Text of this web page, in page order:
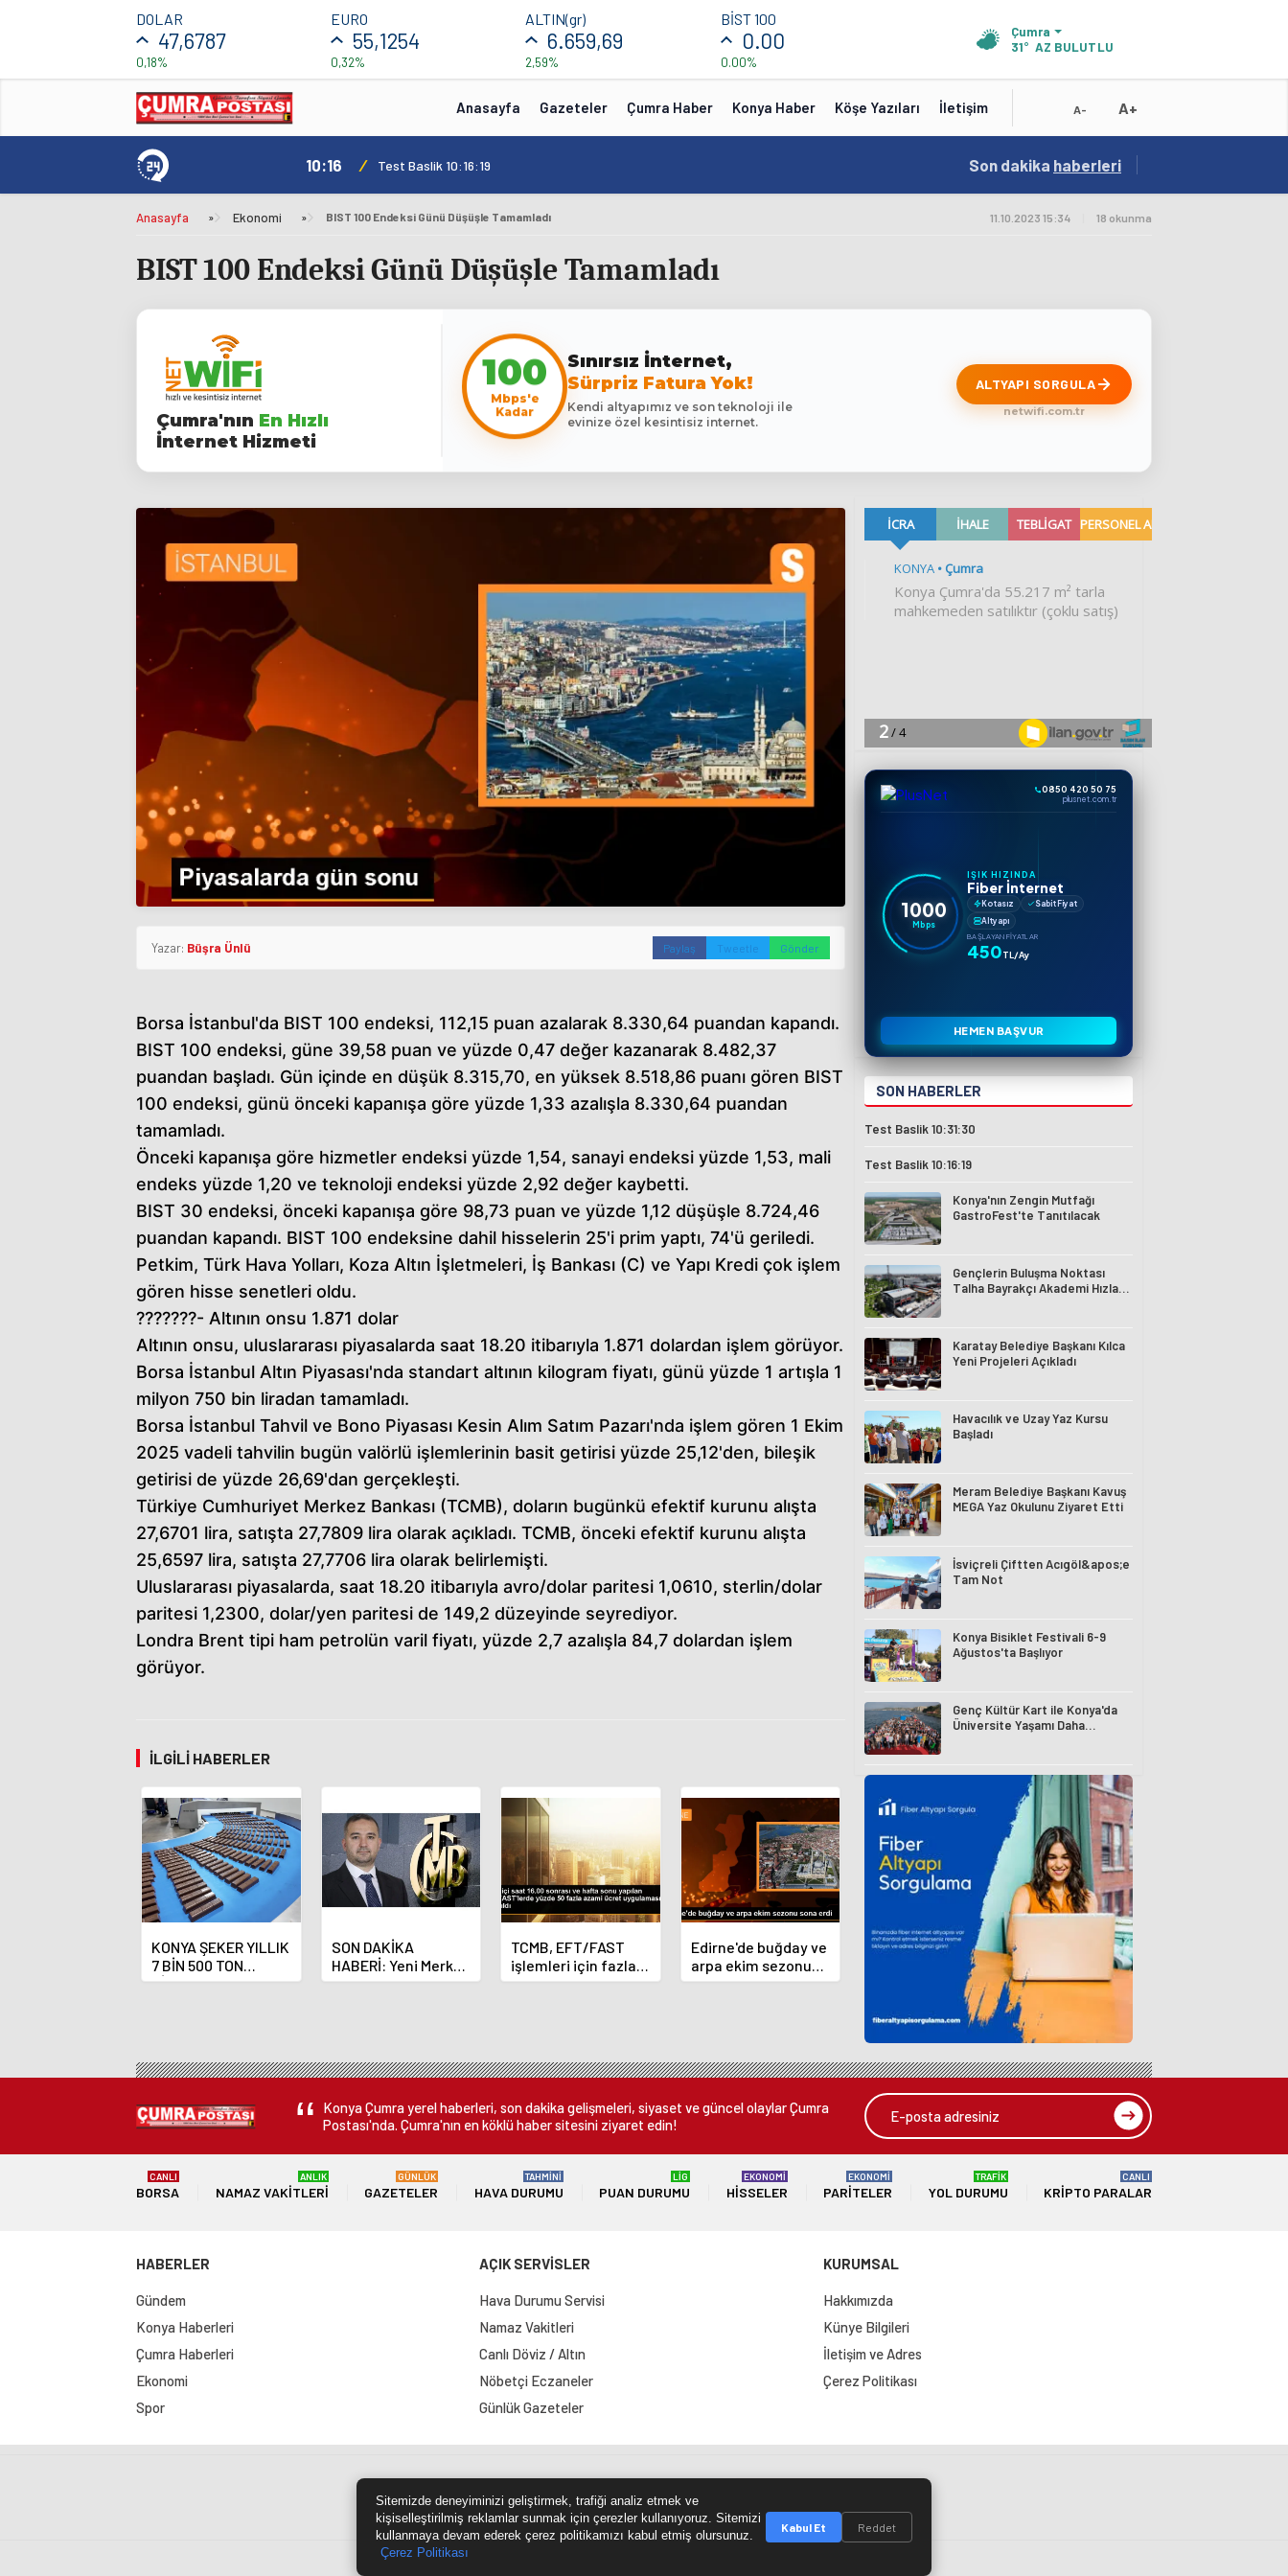
DOLAR
47,6787
0,18%
EURO
55,1254
0,32%
ALTIN(gr)
6.659,69
2,59%
BİST 100
0.00
0.00%
Çumra
31° AZ BULUTLU
Anasayfa Gazeteler Çumra Haber Konya Haber Köşe Yazıları İletişim A- A+
10:16 / Test Baslik 10:16:19 19:01 / Konya'nın Zengin Mutfağı GastroFest'te
Son dakika haberleri
Anasayfa » Ekonomi » BIST 100 Endeksi Günü Düşüşle Tamamladı 11.10.2023 15:34 18 okunma
BIST 100 Endeksi Günü Düşüşle Tamamladı
Çumra'nın En Hızlı
İnternet Hizmeti
100
Mbps'e
Kadar
Sınırsız İnternet,
Sürpriz Fatura Yok!
Kendi altyapımız ve son teknoloji ile
evinize özel kesintisiz internet.
ALTYAPI SORGULA
netwifi.com.tr
Yazar: Büşra Ünlü Paylaş Tweetle Gönder
Borsa İstanbul'da BIST 100 endeksi, 112,15 puan azalarak 8.330,64 puandan kapandı.
BIST 100 endeksi, güne 39,58 puan ve yüzde 0,47 değer kazanarak 8.482,37
puandan başladı. Gün içinde en düşük 8.315,70, en yüksek 8.518,86 puanı gören BIST
100 endeksi, günü önceki kapanışa göre yüzde 1,33 azalışla 8.330,64 puandan
tamamladı.
Önceki kapanışa göre hizmetler endeksi yüzde 1,54, sanayi endeksi yüzde 1,53, mali
endeks yüzde 1,20 ve teknoloji endeksi yüzde 2,92 değer kaybetti.
BIST 30 endeksi, önceki kapanışa göre 98,73 puan ve yüzde 1,12 düşüşle 8.724,46
puandan kapandı. BIST 100 endeksine dahil hisselerin 25'i prim yaptı, 74'ü geriledi.
Petkim, Türk Hava Yolları, Koza Altın İşletmeleri, İş Bankası (C) ve Yapı Kredi çok işlem
gören hisse senetleri oldu.
???????- Altının onsu 1.871 dolar
Altının onsu, uluslararası piyasalarda saat 18.20 itibarıyla 1.871 dolardan işlem görüyor.
Borsa İstanbul Altın Piyasası'nda standart altının kilogram fiyatı, günü yüzde 1 artışla 1
milyon 750 bin liradan tamamladı.
Borsa İstanbul Tahvil ve Bono Piyasası Kesin Alım Satım Pazarı'nda işlem gören 1 Ekim
2025 vadeli tahvilin bugün valörlü işlemlerinin basit getirisi yüzde 25,12'den, bileşik
getirisi de yüzde 26,69'dan gerçekleşti.
Türkiye Cumhuriyet Merkez Bankası (TCMB), doların bugünkü efektif kurunu alışta
27,6701 lira, satışta 27,7809 lira olarak açıkladı. TCMB, önceki efektif kurunu alışta
25,6597 lira, satışta 27,7706 lira olarak belirlemişti.
Uluslararası piyasalarda, saat 18.20 itibarıyla avro/dolar paritesi 1,0610, sterlin/dolar
paritesi 1,2300, dolar/yen paritesi de 149,2 düzeyinde seyrediyor.
Londra Brent tipi ham petrolün varil fiyatı, yüzde 2,7 azalışla 84,7 dolardan işlem
görüyor.
İLGILI HABERLER
KONYA ŞEKER YILLIK
7 BİN 500 TON
ÇİKOLATALI ÜRÜN
SON DAKİKA
HABERİ: Yeni Merkez
Bankası Başkanı
TCMB, EFT/FAST
işlemleri için fazla
ücret uygulamasını
Edirne'de buğday ve
arpa ekim sezonu
sona erdi
0850 420 50 75
plusnet.com.tr
1000
Mbps
IŞIK HIZINDA
Fiber İnternet
Kotasız
Sabit Fiyat
Altyapı
BAŞLAYAN FIYATLAR
450TL/Ay
HEMEN BAŞVUR
SON HABERLER
Test Baslik 10:31:30
Test Baslik 10:16:19
Konya'nın Zengin Mutfağı
GastroFest'te Tanıtılacak
Gençlerin Buluşma Noktası
Talha Bayrakçı Akademi Hızla
Karatay Belediye Başkanı Kılca
Yeni Projeleri Açıkladı
Havacılık ve Uzay Yaz Kursu
Başladı
Meram Belediye Başkanı Kavuş
MEGA Yaz Okulunu Ziyaret Etti
İsviçreli Çiftten Acıgöl&apos;e
Tam Not
Konya Bisiklet Festivali 6-9
Ağustos'ta Başlıyor
Genç Kültür Kart ile Konya'da
Üniversite Yaşamı Daha
Konya Çumra yerel haberleri, son dakika gelişmeleri, siyaset ve güncel olaylar Çumra
Postası'nda. Çumra'nın en köklü haber sitesini ziyaret edin!
BORSA
CANLI
NAMAZ VAKITLERI
ANLIK
GAZETELER
GÜNLÜK
HAVA DURUMU
TAHMİNİ
PUAN DURUMU
LİG
HISSELER
EKONOMİ
PARITELER
EKONOMİ
YOL DURUMU
TRAFİK
KRIPTO PARALAR
CANLI
HABERLER
Gündem
Konya Haberleri
Çumra Haberleri
Ekonomi
Spor
AÇIK SERVİSLER
Hava Durumu Servisi
Namaz Vakitleri
Canlı Döviz / Altın
Nöbetçi Eczaneler
Günlük Gazeteler
KURUMSAL
Hakkımızda
Künye Bilgileri
İletişim ve Adres
Çerez Politikası
Site Haritası RSS Kaynağı Çumra Postası
Sitemizde deneyiminizi geliştirmek, trafiği analiz etmek ve
kişiselleştirilmiş reklamlar sunmak için çerezler kullanıyoruz. Sitemizi
kullanmaya devam ederek çerez politikamızı kabul etmiş olursunuz.
Çerez Politikası
Kabul Et Reddet